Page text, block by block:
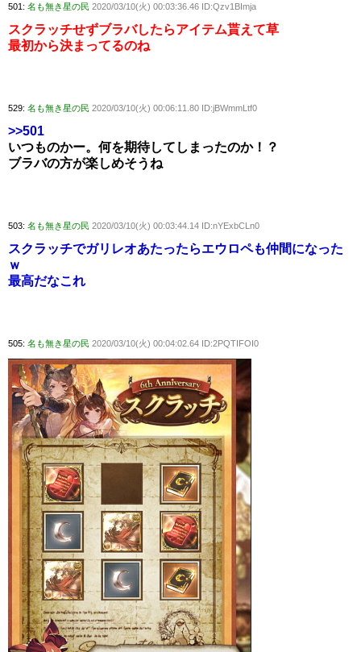
501: 名も無き星の民 2020/03/10(火) 00:03:36.46 ID:Qzv1BImja
スクラッチせずブラバしたらアイテム貰えて草
最初から決まってるのね
529: 名も無き星の民 2020/03/10(火) 00:06:11.80 ID:jBWmmLtf0
>>501
いつものかー。何を期待してしまったのか！？
ブラバの方が楽しめそうね
503: 名も無き星の民 2020/03/10(火) 00:03:44.14 ID:nYExbCLn0
スクラッチでガリレオあたったらエウロペも仲間になった
ｗ
最高だなこれ
505: 名も無き星の民 2020/03/10(火) 00:04:02.64 ID:2PQTIFOI0